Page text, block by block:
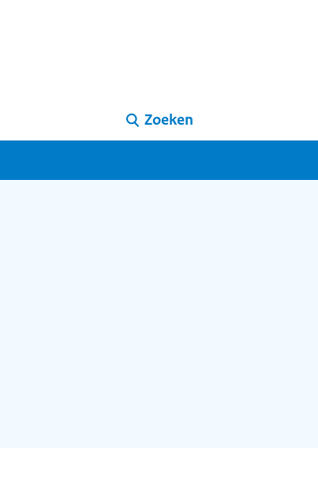
Zoeken